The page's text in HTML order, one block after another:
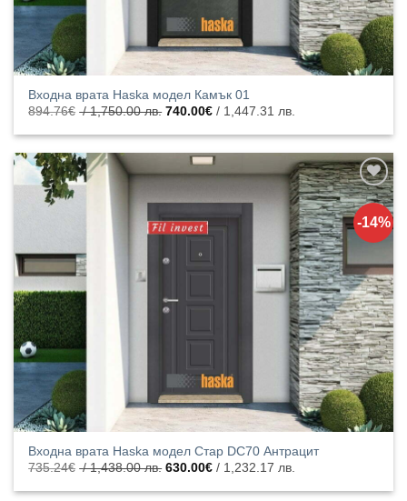
Входна врата Haska модел Камък 01
894.76€ / 1,750.00 лв. Original
was:
1,750.00
лв..
740.00€ / 1,447.31 лв.
е:
/
1,447.31
лв..
-14%
Добавяне
към
списъка с
харесани
продукти
Входна врата Haska модел Стар DC70 Антрацит
735.24€ / 1,438.00 лв. Original
was:
630.00€ / 1,232.17 лв.
е: